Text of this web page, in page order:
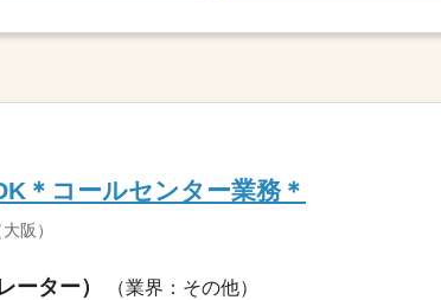
＊コールセンター業務＊
阪）
ーター） （業界：その他）